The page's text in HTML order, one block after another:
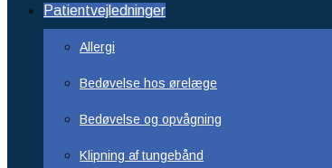
Patientvejledninger
Allergi
Bedøvelse hos ørelæge
Bedøvelse og opvågning
Klipning af tungebånd